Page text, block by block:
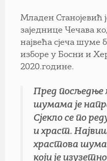
Младен Станојевић
заједнице Чечава
највећа сјеча шуме
изборе у Босни и
2020.године.
Пред посљедње
шумама је
Сјекло се по
и храст.
храстова
који је